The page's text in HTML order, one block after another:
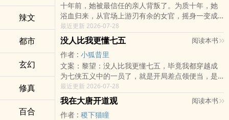
‍辣­​‍文­
都市
玄幻
修真
百合
十年前，她被最信任的亲人背叛了。为质十年，她
浴血归来，从官场上游刃有余的女官，摇身一变成
深闺千金，满级大佬重回内宅。内宅杀机重重，极
品组团作妖？不慌，小场面。秘密任务砸来，美男
包藏祸心？放心，斗..
最近更新 2026-07-28
没人比我更懂七五 阅读本书
作者 : 小狐昔里
文案：黎望：没人比我更懂七五，毕竟我都穿越成
为七侠五义中的一员了，就是开局差点领便当，是
个炮灰，有点不大友好。男主属性：先天病弱
buff，擅使判官笔，有金手指。Tips：1、魔改七
五，但主要角色人设尽量..
最近更新 2026-07-28
我在大唐开道观 阅读本书
作者 : 稷下猫瞳